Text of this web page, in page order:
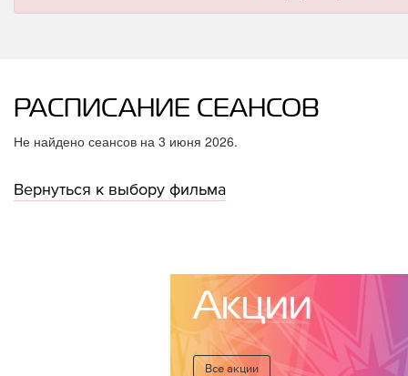
РАСПИСАНИЕ СЕАНСОВ
Не найдено сеансов на 3 июня 2026.
Вернуться к выбору фильма
Акции
Все акции